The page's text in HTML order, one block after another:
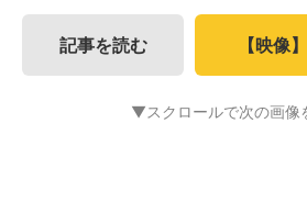
記事を読む 【映像
▼スクロールで次の画